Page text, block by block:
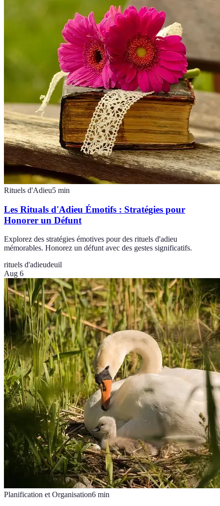
Rituels d'Adieu5 min
Les Rituals d'Adieu Émotifs : Stratégies pour
Honorer un Défunt
Explorez des stratégies émotives pour des rituels d'adieu
mémorables. Honorez un défunt avec des gestes significatifs.
rituels d'adieudeuil
Aug 6
Planification et Organisation6 min